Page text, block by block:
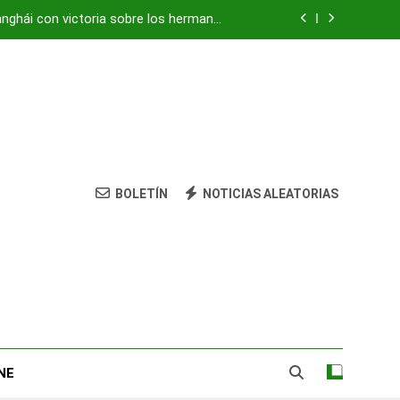
con victoria sobre los hermanos
«centro de mando» de Hezbolá
con victoria sobre los hermanos
Tsitsipas
vivienda: su nieta está herida y grave
«centro de mando» de Hezbolá
BOLETÍN NOTICIAS ALEATORIAS